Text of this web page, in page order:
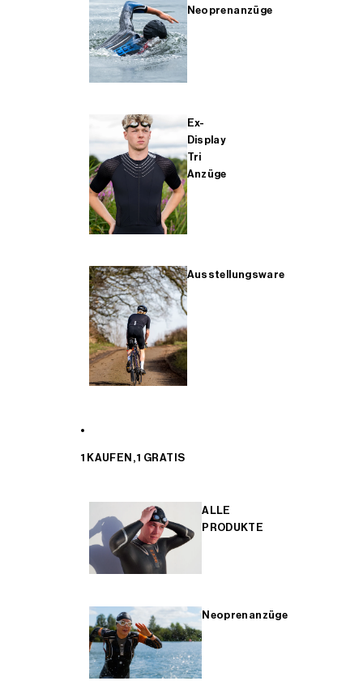
Neoprenanzüge
Ex-
Display
Tri
Anzüge
Ausstellungsware
1 KAUFEN, 1 GRATIS
ALLE
PRODUKTE
Neoprenanzüge